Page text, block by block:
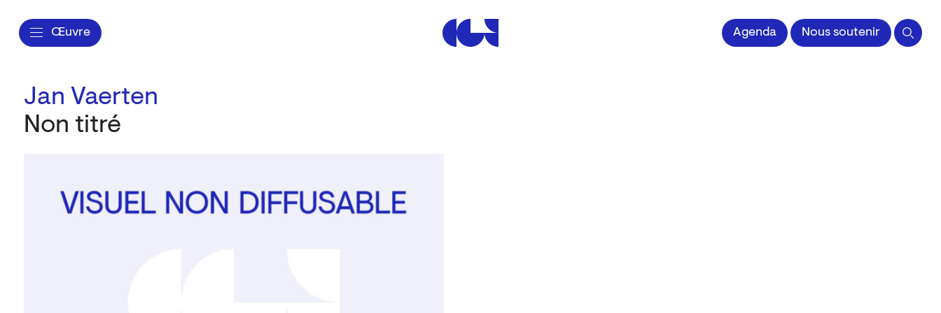
Œuvre Centre de la Gravure et de l'Image impriméeAgenda Nous soutenir
Jan Vaerten
Non titré